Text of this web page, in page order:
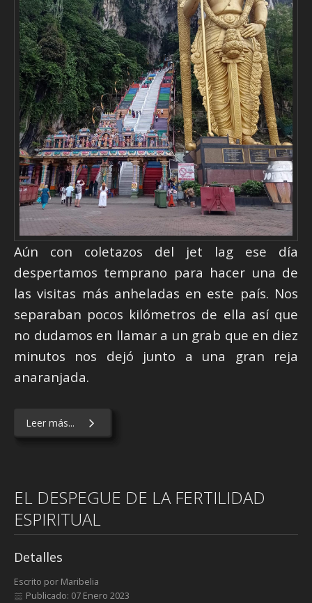
Aún con coletazos del jet lag ese día
despertamos temprano para hacer una de
las visitas más anheladas en este país. Nos
separaban pocos kilómetros de ella así que
no dudamos en llamar a un grab que en diez
minutos nos dejó junto a una gran reja
anaranjada.
Leer más...
EL DESPEGUE DE LA FERTILIDAD
ESPIRITUAL
Detalles
Escrito por Maribelia
Publicado: 07 Enero 2023